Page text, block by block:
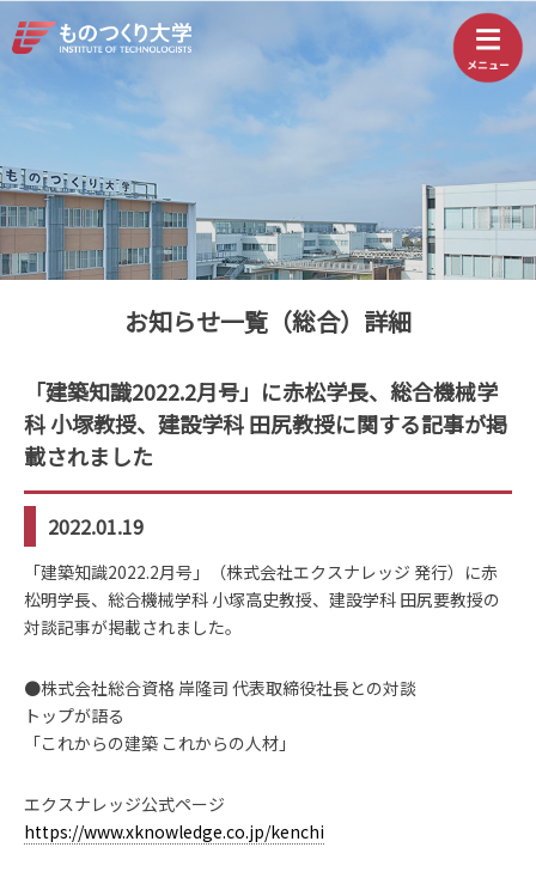
お知らせ一覧（総合）詳細
「建築知識2022.2月号」に赤松学長、総合機械学
科 小塚教授、建設学科 田尻教授に関する記事が掲
載されました
2022.01.19
「建築知識2022.2月号」（株式会社エクスナレッジ 発行）に赤
松明学長、総合機械学科 小塚高史教授、建設学科 田尻要教授の
対談記事が掲載されました。
●株式会社総合資格 岸隆司 代表取締役社長との対談
トップが語る
「これからの建築 これからの人材」
エクスナレッジ公式ページ
https://www.xknowledge.co.jp/kenchi